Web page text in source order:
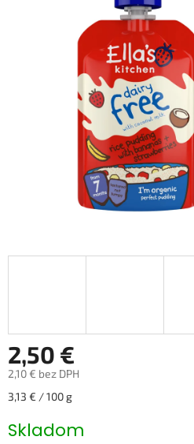
2,50 €
2,10 € bez DPH
Jednotková
3,13 € / 100 g
Skladom